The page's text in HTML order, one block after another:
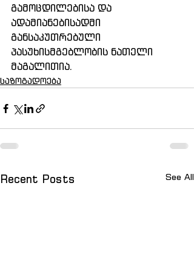
გამოცდილებისა და
ადამიანებისადმი
განსაკუთრებული
პასუხისმგებლობის ნათელი
მაგალითია.
საზოგადოება
Recent Posts See All